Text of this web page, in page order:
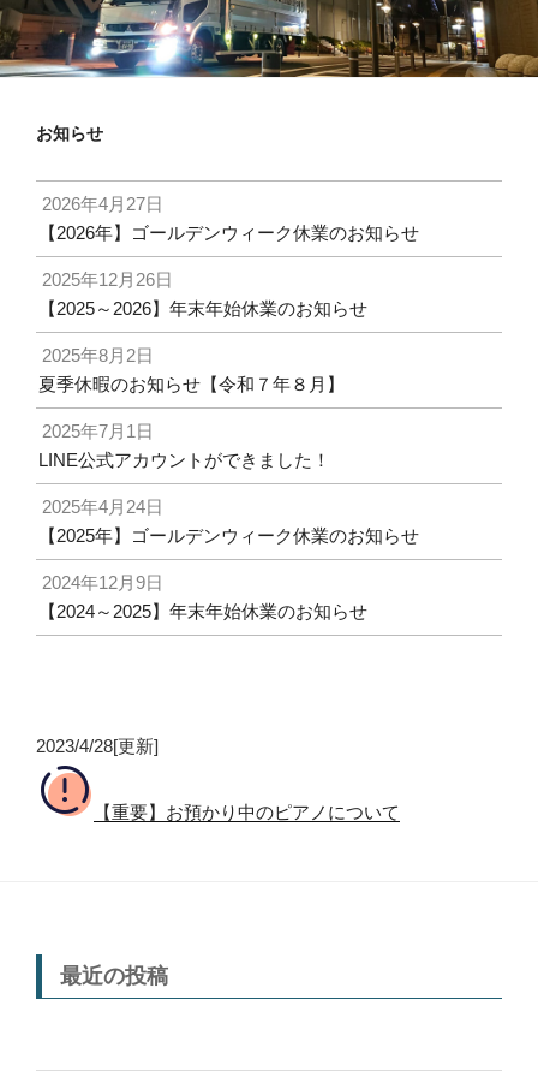
お知らせ
2026年4月27日
【2026年】ゴールデンウィーク休業のお知らせ
2025年12月26日
【2025～2026】年末年始休業のお知らせ
2025年8月2日
夏季休暇のお知らせ【令和７年８月】
2025年7月1日
LINE公式アカウントができました！
2025年4月24日
【2025年】ゴールデンウィーク休業のお知らせ
2024年12月9日
【2024～2025】年末年始休業のお知らせ
2023/4/28[更新]
【重要】お預かり中のピアノについて
最近の投稿